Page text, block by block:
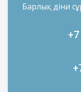
Барлық діни